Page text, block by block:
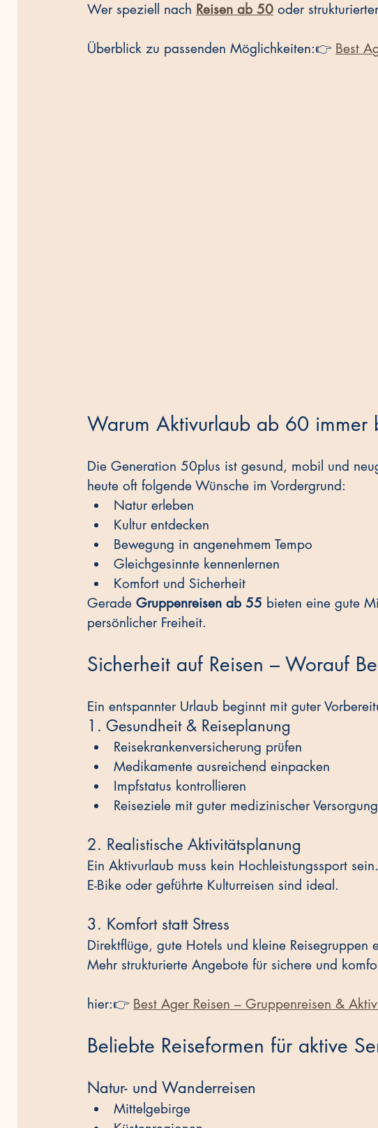
Wer speziell nach Reisen ab 50 oder
Überblick zu passenden Möglichkeiten:👉 Best
Warum Aktivurlaub ab 60 immer
Die Generation 50plus ist gesund, mobil und
heute oft folgende Wünsche im Vordergrund:
Natur erleben
Kultur entdecken
Bewegung in angenehmem Tempo
Gleichgesinnte kennenlernen
Komfort und Sicherheit
Gerade Gruppenreisen ab 55 bieten eine gute
persönlicher Freiheit.
Sicherheit auf Reisen – Worauf
Ein entspannter Urlaub beginnt mit guter
1. Gesundheit & Reiseplanung
Reisekrankenversicherung prüfen
Medikamente ausreichend einpacken
Impfstatus kontrollieren
Reiseziele mit guter medizinischer
2. Realistische Aktivitätsplanung
Ein Aktivurlaub muss kein Hochleistungssport
E-Bike oder geführte Kulturreisen sind ideal.
3. Komfort statt Stress
Direktflüge, gute Hotels und kleine
Mehr strukturierte Angebote für sichere und
hier:👉 Best Ager Reisen – Gruppenreisen &
Beliebte Reiseformen für aktive
Natur- und Wanderreisen
Mittelgebirge